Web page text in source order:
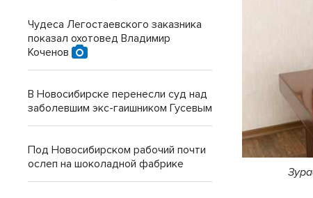
Чудеса Легостаевского заказника
показал охотовед Владимир
Коченов
В Новосибирске перенесли суд над
заболевшим экс-гаишником Гусевым
Под Новосибирском рабочий почти
ослеп на шоколадной фабрике